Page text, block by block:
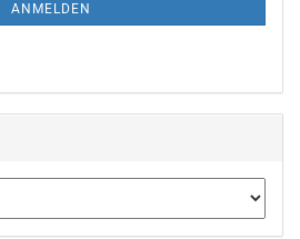
ANMELDEN